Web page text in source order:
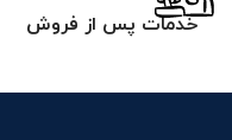
خدمات پس از فروش